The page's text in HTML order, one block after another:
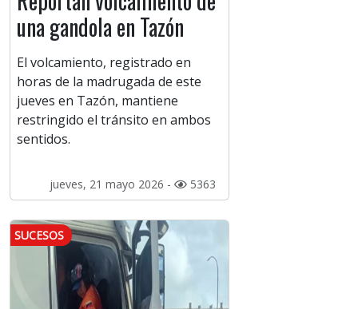
una gandola en Tazón
El volcamiento, registrado en
horas de la madrugada de este
jueves en Tazón, mantiene
restringido el tránsito en ambos
sentidos.
jueves, 21 mayo 2026 - 5363
SUCESOS